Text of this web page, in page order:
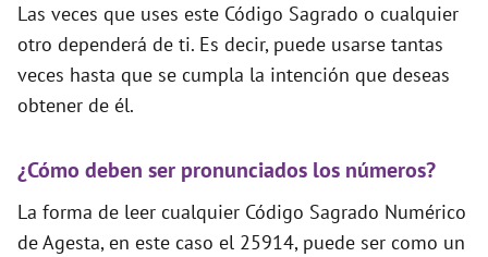
Las veces que uses este Código Sagrado o cualquier
otro dependerá de ti. Es decir, puede usarse tantas
veces hasta que se cumpla la intención que deseas
obtener de él.
¿Cómo deben ser pronunciados los números?
La forma de leer cualquier Código Sagrado Numérico
de Agesta, en este caso el 25914, puede ser como un